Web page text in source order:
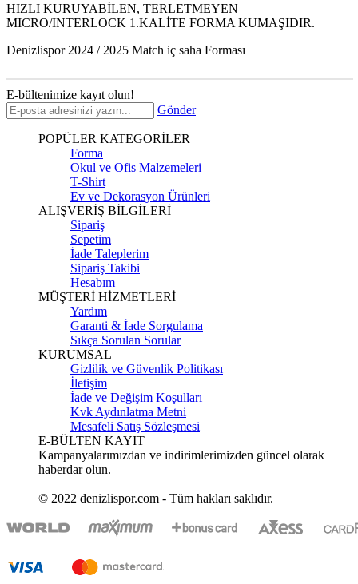
HIZLI KURUYABİLEN, TERLETMEYEN
MICRO/INTERLOCK 1.KALİTE FORMA KUMAŞIDIR.
Denizlispor 2024 / 2025 Match iç saha Forması
E-bültenimize kayıt olun!
Gönder
POPÜLER KATEGORİLER
Forma
Okul ve Ofis Malzemeleri
T-Shirt
Ev ve Dekorasyon Ürünleri
ALIŞVERİŞ BİLGİLERİ
Sipariş
Sepetim
İade Taleplerim
Sipariş Takibi
Hesabım
MÜŞTERİ HİZMETLERİ
Yardım
Garanti & İade Sorgulama
Sıkça Sorulan Sorular
KURUMSAL
Gizlilik ve Güvenlik Politikası
İletişim
İade ve Değişim Koşulları
Kvk Aydınlatma Metni
Mesafeli Satış Sözleşmesi
E-BÜLTEN KAYIT
Kampanyalarımızdan ve indirimlerimizden güncel olarak
haberdar olun.
© 2022 denizlispor.com - Tüm hakları saklıdır.